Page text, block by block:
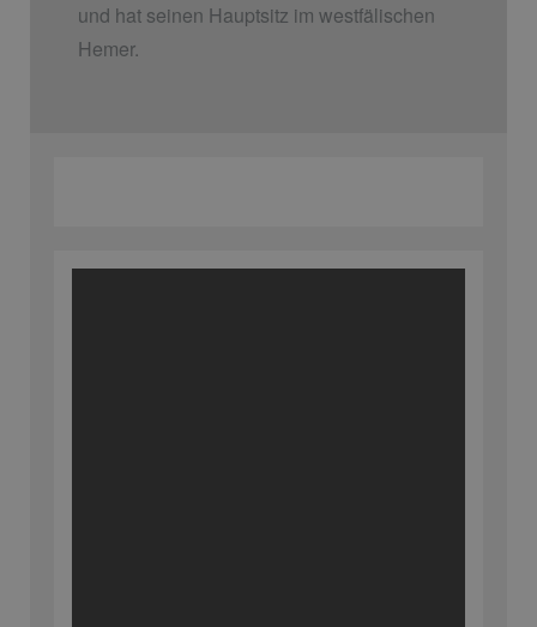
und hat seinen Hauptsitz im westfälischen
Hemer.